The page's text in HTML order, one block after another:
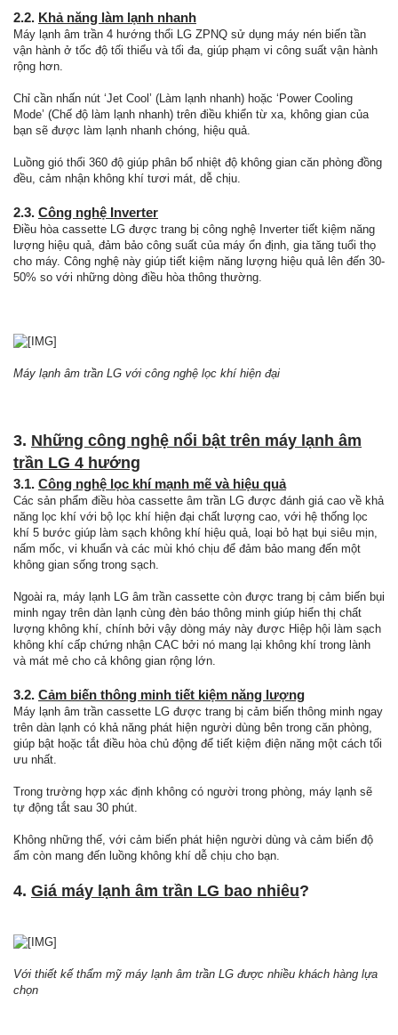
2.2. Khả năng làm lạnh nhanh
Máy lạnh âm trần 4 hướng thổi LG ZPNQ sử dụng máy nén biến tần
vận hành ở tốc độ tối thiểu và tối đa, giúp phạm vi công suất vận hành
rộng hơn.
Chỉ cần nhấn nút ‘Jet Cool’ (Làm lạnh nhanh) hoặc ‘Power Cooling
Mode’ (Chế độ làm lạnh nhanh) trên điều khiển từ xa, không gian của
bạn sẽ được làm lạnh nhanh chóng, hiệu quả.
Luồng gió thổi 360 độ giúp phân bổ nhiệt độ không gian căn phòng đồng
đều, cảm nhận không khí tươi mát, dễ chịu.
2.3. Công nghệ Inverter
Điều hòa cassette LG được trang bị công nghệ Inverter tiết kiệm năng
lượng hiệu quả, đảm bảo công suất của máy ổn định, gia tăng tuổi thọ
cho máy. Công nghệ này giúp tiết kiệm năng lượng hiệu quả lên đến 30-
50% so với những dòng điều hòa thông thường.
Máy lạnh âm trần LG với công nghệ lọc khí hiện đại
3. Những công nghệ nổi bật trên máy lạnh âm
trần LG 4 hướng
3.1. Công nghệ lọc khí mạnh mẽ và hiệu quả
Các sản phẩm điều hòa cassette âm trần LG được đánh giá cao về khả
năng lọc khí với bộ lọc khí hiện đại chất lượng cao, với hệ thống lọc
khí 5 bước giúp làm sạch không khí hiệu quả, loại bỏ hạt bụi siêu mịn,
nấm mốc, vi khuẩn và các mùi khó chịu để đảm bảo mang đến một
không gian sống trong sạch.
Ngoài ra, máy lạnh LG âm trần cassette còn được trang bị cảm biến bụi
minh ngay trên dàn lạnh cùng đèn báo thông minh giúp hiển thị chất
lượng không khí, chính bởi vậy dòng máy này được Hiệp hội làm sạch
không khí cấp chứng nhận CAC bởi nó mang lại không khí trong lành
và mát mẻ cho cả không gian rộng lớn.
3.2. Cảm biến thông minh tiết kiệm năng lượng
Máy lạnh âm trần cassette LG được trang bị cảm biến thông minh ngay
trên dàn lạnh có khả năng phát hiện người dùng bên trong căn phòng,
giúp bật hoặc tắt điều hòa chủ động để tiết kiệm điện năng một cách tối
ưu nhất.
Trong trường hợp xác định không có người trong phòng, máy lạnh sẽ
tự động tắt sau 30 phút.
Không những thế, với cảm biến phát hiện người dùng và cảm biến độ
ẩm còn mang đến luồng không khí dễ chịu cho bạn.
4. Giá máy lạnh âm trần LG bao nhiêu?
Với thiết kế thẩm mỹ máy lạnh âm trần LG được nhiều khách hàng lựa
chọn